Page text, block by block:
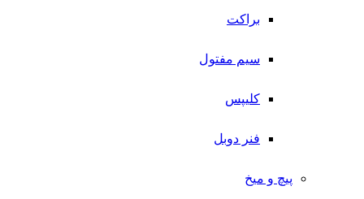
براکت
سیم مفتول
کلیپس
فنر دوبل
پیچ و میخ